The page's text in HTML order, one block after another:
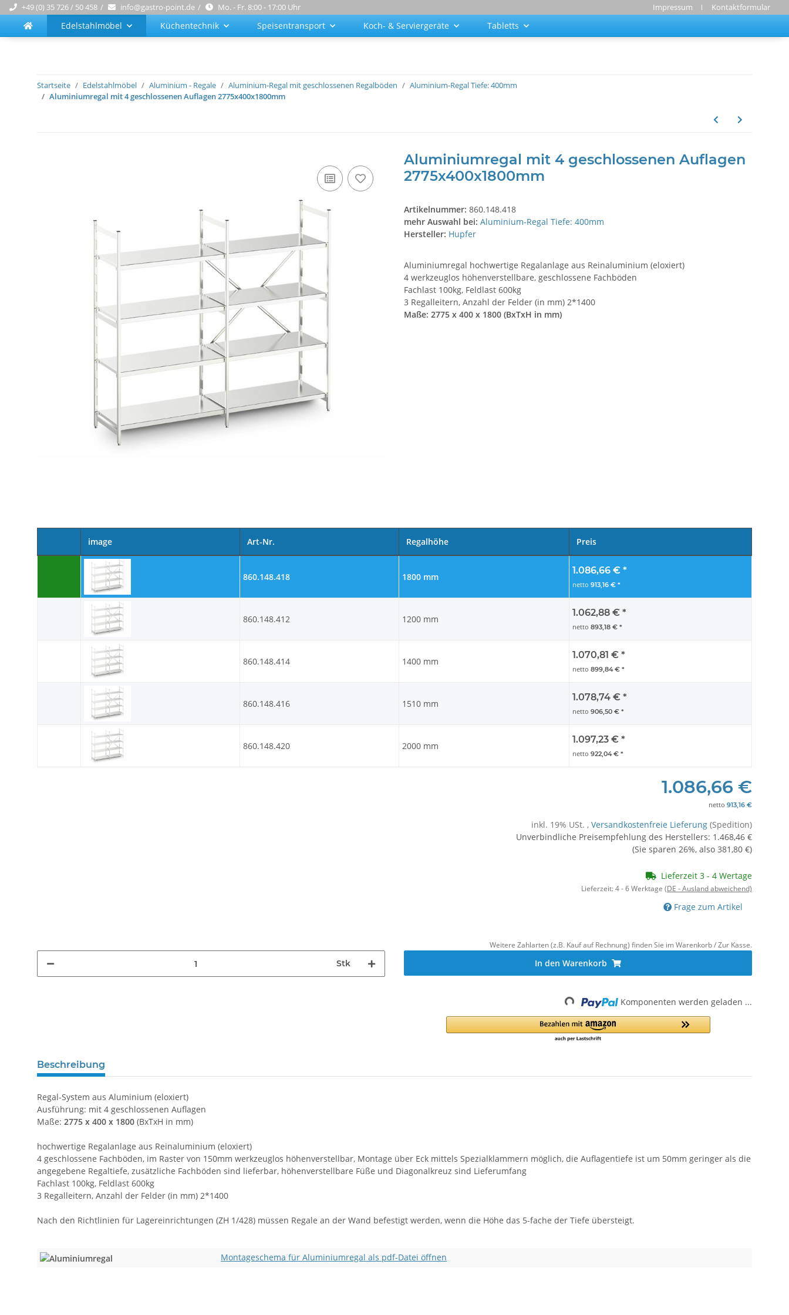
+49 (0) 35 726 / 50 458 info@gastro-point.de Mo. - Fr. 8:00 - 17:00 Uhr Impressum Kontaktformular
Edelstahlmöbel Küchentechnik Speisentransport Koch- & Serviergeräte Tabletts
Startseite Edelstahlmöbel Aluminium - Regale Aluminium-Regal mit geschlossenen Regalböden
Aluminium-Regal Tiefe: 400mm
Aluminiumregal mit 4 geschlossenen Auflagen 2775x400x1800mm
Aluminiumregal mit 4 geschlossenen Auflagen
2775x400x1800mm
Artikelnummer: 860.148.418
mehr Auswahl bei: Aluminium-Regal Tiefe: 400mm
Hersteller: Hupfer
Aluminiumregal hochwertige Regalanlage aus Reinaluminium (eloxiert)
4 werkzeuglos höhenverstellbare, geschlossene Fachböden
Fachlast 100kg, Feldlast 600kg
3 Regalleitern, Anzahl der Felder (in mm) 2*1400
Maße: 2775 x 400 x 1800 (BxTxH in mm)
image Art-Nr. Regalhöhe Preis
860.148.418 1800 mm
1.086,66 € *
netto 913,16 € *
860.148.412 1200 mm
1.062,88 € *
netto 893,18 € *
860.148.414 1400 mm
1.070,81 € *
netto 899,84 € *
860.148.416 1510 mm
1.078,74 € *
netto 906,50 € *
860.148.420 2000 mm
1.097,23 € *
netto 922,04 € *
1.086,66 €
netto 913,16 €
inkl. 19% USt. , Versandkostenfreie Lieferung (Spedition)
Unverbindliche Preisempfehlung des Herstellers: 1.468,46 €
(Sie sparen 26%, also 381,80 €)
Lieferzeit 3 - 4 Wertage
Lieferzeit:4 - 6 Werktage (DE - Ausland abweichend)
Frage zum Artikel
Weitere Zahlarten (z.B. Kauf auf Rechnung) finden Sie im Warenkorb / Zur Kasse.
Stk In den Warenkorb
Loading... Komponenten werden geladen ...
Beschreibung
Regal-System aus Aluminium (eloxiert)
Ausführung: mit 4 geschlossenen Auflagen
Maße: 2775 x 400 x 1800 (BxTxH in mm)
hochwertige Regalanlage aus Reinaluminium (eloxiert)
4 geschlossene Fachböden, im Raster von 150mm werkzeuglos höhenverstellbar, Montage über Eck mittels Spezialklammern möglich, die Auflagentiefe ist um 50mm geringer als die
angegebene Regaltiefe, zusätzliche Fachböden sind lieferbar, höhenverstellbare Füße und Diagonalkreuz sind Lieferumfang
Fachlast 100kg, Feldlast 600kg
3 Regalleitern, Anzahl der Felder (in mm) 2*1400
Nach den Richtlinien für Lagereinrichtungen (ZH 1/428) müssen Regale an der Wand befestigt werden, wenn die Höhe das 5-fache der Tiefe übersteigt.
Montageschema für Aluminiumregal als pdf-Datei öffnen